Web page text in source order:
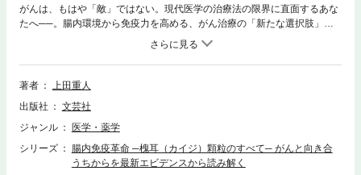
がんは、もはや「敵」ではない。現代医学の治療法の限界に直面するあな
たへ──。腸内環境から免疫力を高める、がん治療の「新たな選択肢」。
医師が明かす、西洋医学と東洋医学を組み合わせた“がんを再発させな
い”“がんと共存する”ための最前線。「きのこ」が秘めるがんへの意外な
力。その中でも特に「カイジ」に寄せられる大きな期待とは？
著者
上田重人
出版社
文芸社
ジャンル
医学・薬学
シリーズ
腸内免疫革命 ─槐耳（カイジ）顆粒のすべて─ がんと向き合
うちからを最新エビデンスから読み解く